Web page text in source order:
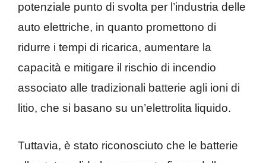
potenziale punto di svolta per l’industria delle
auto elettriche, in quanto promettono di
ridurre i tempi di ricarica, aumentare la
capacità e mitigare il rischio di incendio
associato alle tradizionali batterie agli ioni di
litio, che si basano su un’elettrolita liquido.
Tuttavia, è stato riconosciuto che le batterie